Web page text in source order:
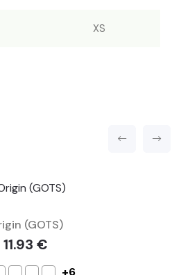
XS
(GOTS)
11.93 €
+6